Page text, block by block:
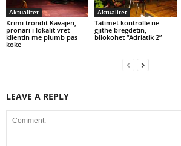
Aktualitet
Krimi trondit Kavajen,
pronari i lokalit vret
klientin me plumb pas
koke
Aktualitet
Tatimet kontrolle ne
gjithe bregdetin,
bllokohet “Adriatik 2”
LEAVE A REPLY